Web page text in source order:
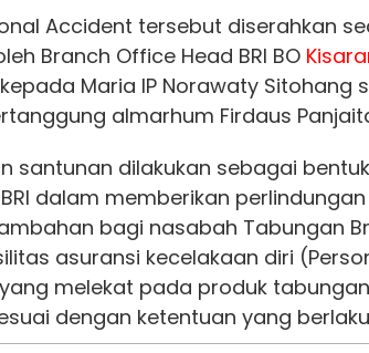
Accident tersebut diserahkan
Branch Office Head BRI BO
Maria IP Norawaty Sitohang
almarhum Firdaus
santunan dilakukan sebagai bentuk
dalam memberikan
bagi nasabah Tabungan
asuransi kecelakaan diri
melekat pada produk tabungan
dengan ketentuan yang